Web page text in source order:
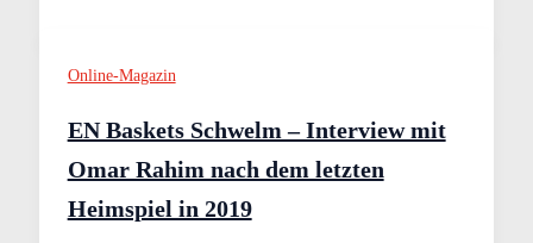
Online-Magazin
EN Baskets Schwelm – Interview mit
Omar Rahim nach dem letzten
Heimspiel in 2019